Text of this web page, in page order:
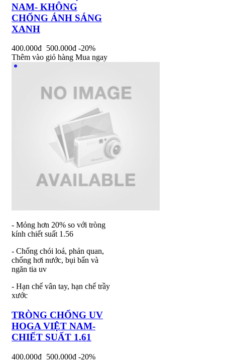
NAM- KHÔNG
CHỐNG ÁNH SÁNG
XANH
400.000đ 500.000đ -20%
Thêm vào giỏ hàng Mua ngay
- Mỏng hơn 20% so với tròng
kính chiết suất 1.56
- Chống chói loá, phản quan,
chống hơi nước, bụi bẩn và
ngăn tia uv
- Hạn chế vân tay, hạn chế trầy
xước
TRÒNG CHỐNG UV
HOGA VIỆT NAM-
CHIẾT SUẤT 1.61
400.000đ 500.000đ -20%